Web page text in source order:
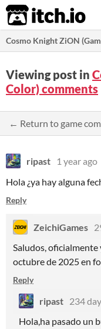
itch.io
Cosmo Knight ZiON
Viewing post in
Color) comments
← Return to game
ripast
1 year ago
Hola ¿ya hay alguna
Reply
ZeichiGames
Saludos, oficialmente
octubre de 2025 en
Reply
ripast 234
Hola,ha pasado un